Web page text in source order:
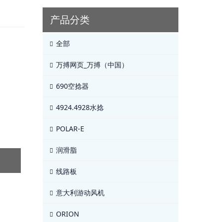
产品分类
全部
万搏网页_万搏（中国）
690空捻器
4924.4928水捻
POLAR-E
润滑脂
线路板
意大利游动风机
ORION